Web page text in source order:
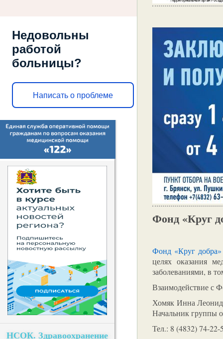
Недовольны
работой
больницы?
Написать о проблеме
НСОК. Здравоохранение
Фонд «Круг
Фонд «Круг добра»
целях оказания
заболеваниями, в
Взаимодействие с
Хомяк Инна
Начальник группы
Тел.: 8 (4832) 74-22-